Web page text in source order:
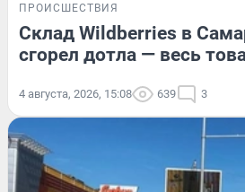
ПРОИСШЕСТВИЯ
Склад Wildberries в
сгорел дотла — весь
4 августа, 2026, 15:08 639 3